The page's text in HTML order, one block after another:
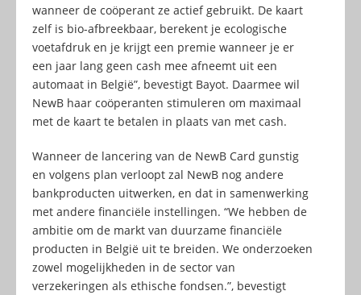
wanneer de coöperant ze actief gebruikt. De kaart
zelf is bio-afbreekbaar, berekent je ecologische
voetafdruk en je krijgt een premie wanneer je er
een jaar lang geen cash mee afneemt uit een
automaat in België”, bevestigt Bayot. Daarmee wil
NewB haar coöperanten stimuleren om maximaal
met de kaart te betalen in plaats van met cash.
Wanneer de lancering van de NewB Card gunstig
en volgens plan verloopt zal NewB nog andere
bankproducten uitwerken, en dat in samenwerking
met andere financiële instellingen. “We hebben de
ambitie om de markt van duurzame financiële
producten in België uit te breiden. We onderzoeken
zowel mogelijkheden in de sector van
verzekeringen als ethische fondsen.”, bevestigt